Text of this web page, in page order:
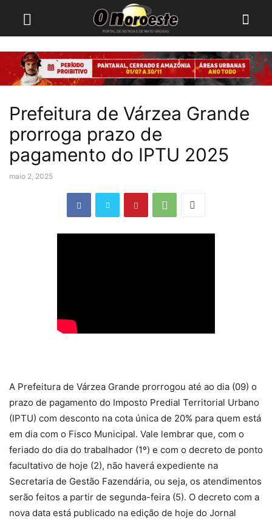
Prefeitura de Várzea Grande
prorroga prazo de
pagamento do IPTU 2025
maio 2, 2025
A Prefeitura de Várzea Grande prorrogou até ao dia (09) o
prazo de pagamento do Imposto Predial Territorial Urbano
(IPTU) com desconto na cota única de 20% para quem está
em dia com o Fisco Municipal. Vale lembrar que, com o
feriado do dia do trabalhador (1º) e com o decreto de ponto
facultativo de hoje (2), não haverá expediente na
Secretaria de Gestão Fazendária, ou seja, os atendimentos
serão feitos a partir de segunda-feira (5). O decreto com a
nova data está publicado na edição de hoje do Jornal